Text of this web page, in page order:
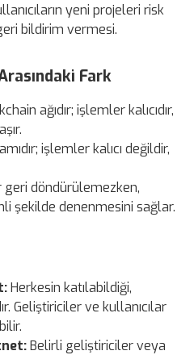
yeni projeleri risk
bildirim vermesi.
Fark
ağıdır; işlemler kalıcıdır,
işlemler kalıcı değildir,
geri döndürülemezken,
şekilde denenmesini sağlar.
Herkesin katılabildiği,
Geliştiriciler ve kullanıcılar
Belirli geliştiriciler veya